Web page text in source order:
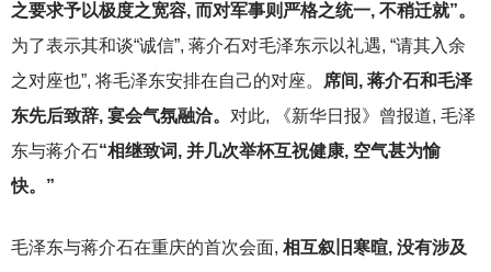
之要求予以极度之宽容, 而对军事则严格之统一, 不稍迁就”。
为了表示其和谈“诚信”, 蒋介石对毛泽东示以礼遇, “请其入余
之对座也”, 将毛泽东安排在自己的对座。
席间, 蒋介石和毛泽
东先后致辞, 宴会气氛融洽。 对此, 《新华日报》曾报道, 毛泽
东与蒋介石“相继致词, 并几次举杯互祝健康, 空气甚为愉
快。”
毛泽东与蒋介石在重庆的首次会面, 相互叙旧寒暄, 没有涉及